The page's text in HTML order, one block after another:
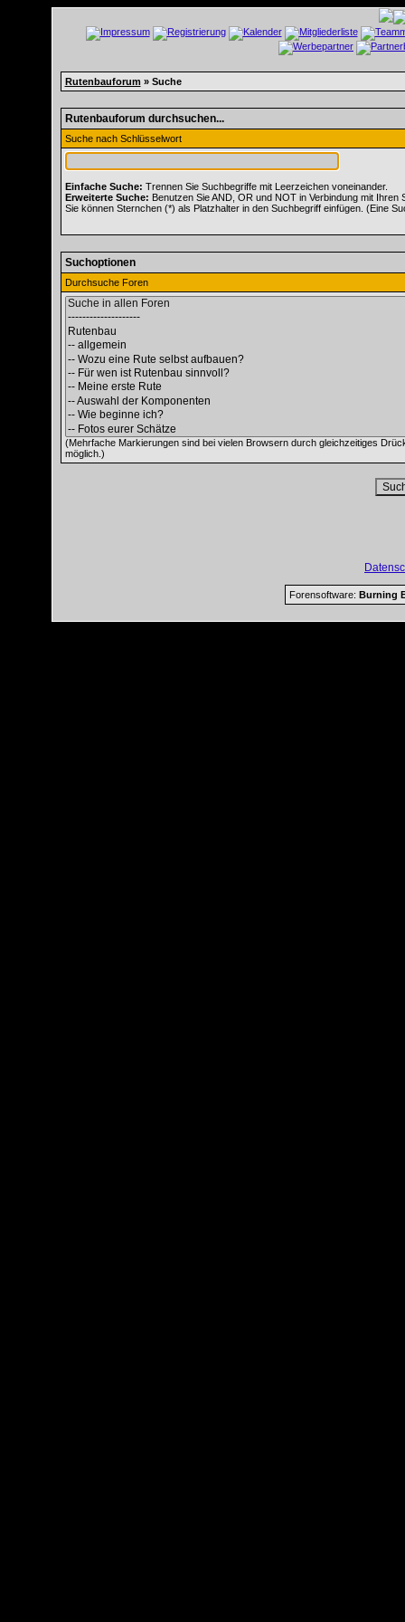
Rutenbauforum » Suche
Rutenbauforum durchsuchen...
Suche nach Schlüsselwort
Einfache Suche: Trennen Sie Suchbegriffe mit Leerzeichen voneinander.
Erweiterte Suche: Benutzen Sie AND, OR und NOT in Verbindung mit
Sie können Sternchen (*) als Platzhalter in den Suchbegriff einfügen. (Eine
Suchoptionen
Durchsuche Foren
(Mehrfache Markierungen sind bei vielen Browsern durch gleichzeitiges
möglich.)
Forensoftware: Burning